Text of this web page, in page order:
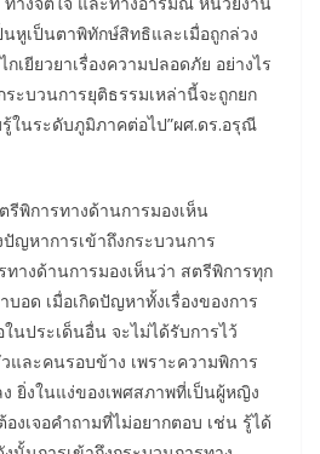
นหูเป็นตาพิทักษ์สิทธิและเมื่อถูกล่วง
เยียวยาเรื่องความปลอดภัย อย่างไร
ระบวนการยุติธรรมเหล่านี้จะถูกยก
ในระดับภูมิภาคต่อไป”ผศ.ดร.อรุณี
พิการทางด้านการมองเห็น
ญหาการเข้าถึงกระบวนการ
างด้านการมองเห็นว่า สตรีพิการทุก
อด เมื่อเกิดปัญหาทั้งเรื่องของการ
นประเด็นอื่น จะไม่ได้รับการไว้
และคนรอบข้าง เพราะความพิการ
ยิ่งในแง่ของเพศสภาพที่เป็นผู้หญิง
งเจอคำถามที่ไม่อยากตอบ เช่น รู้ได้